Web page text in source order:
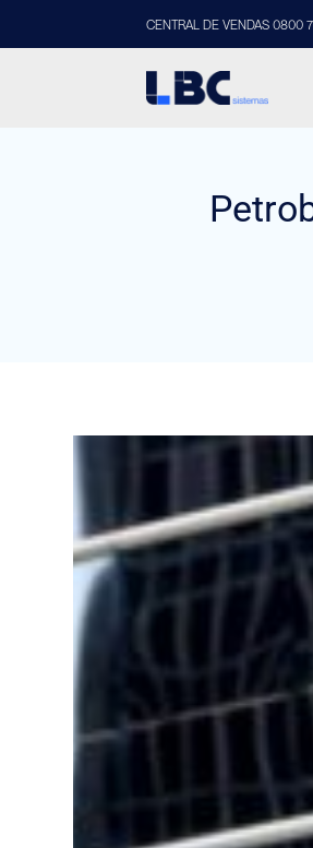
CENTRAL DE VENDAS 0800